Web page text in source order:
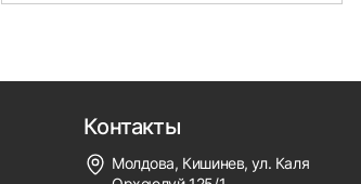
Контакты
Молдова, Кишинев, ул. Каля